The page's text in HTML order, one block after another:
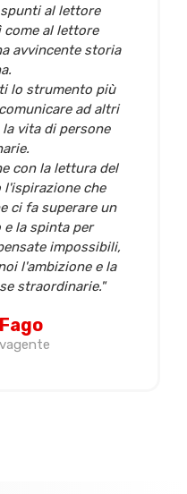
al lettore
come al lettore
avvincente storia
lo strumento più
ad altri
vita di persone
con la lettura del
che
ci fa superare un
la spinta per
impossibili,
l'ambizione e la
straordinarie."